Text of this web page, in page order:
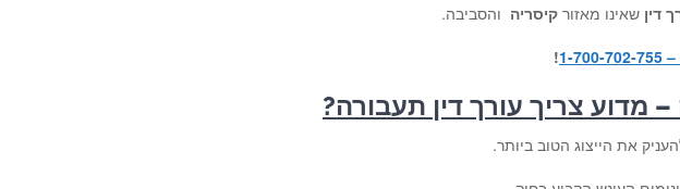
דין שאינו מאזור קיסריה והסביבה.
!
מדוע צריך עורך דין תעבורה?
את הייצוג הטוב ביותר.